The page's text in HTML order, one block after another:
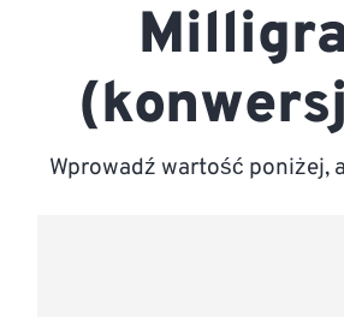
Wprowadź wartość poniżej,